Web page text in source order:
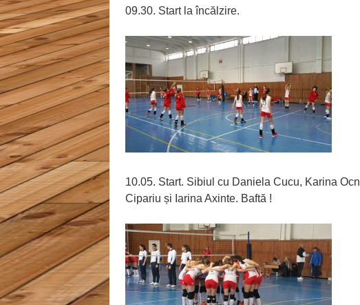
09.30. Start la încălzire.
10.05. Start. Sibiul cu Daniela Cucu, Karina
Cipariu și Iarina Axinte. Baftă !